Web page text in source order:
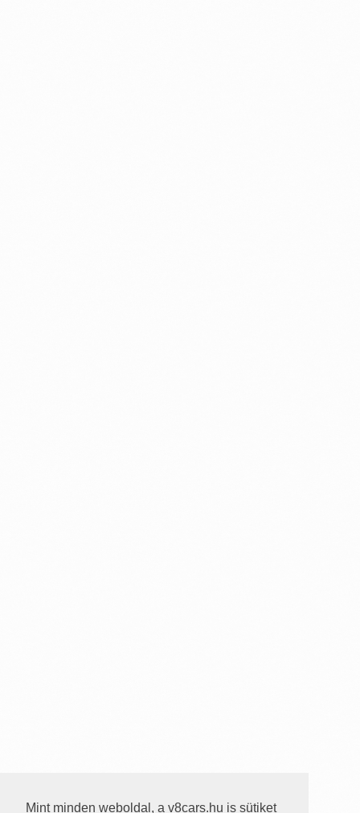
Mint minden weboldal, a v8cars.hu is sütiket